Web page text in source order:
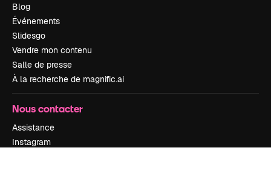
Blog
Événements
Slidesgo
Vendre mon contenu
Salle de presse
À la recherche de magnific.ai
Nous contacter
Assistance
Instagram